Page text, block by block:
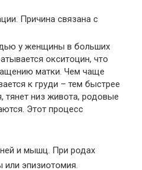
Причина связана с
у женщины в больших
окситоцин, что
матки. Чем чаще
к груди – тем быстрее
тянет низ живота, родовые
Этот процесс
и мышц. При родах
или эпизиотомия.